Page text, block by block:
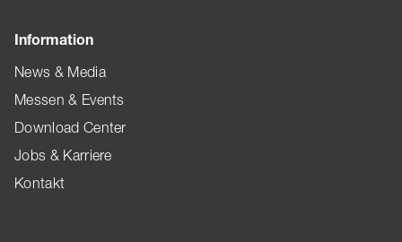
Information
News & Media
Messen & Events
Download Center
Jobs & Karriere
Kontakt